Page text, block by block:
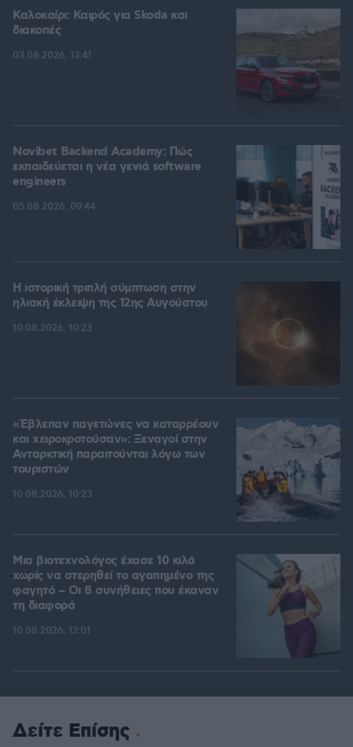
Καλοκαίρι: Καιρός για Skoda και
διακοπές
03.08.2026, 13:41
Novibet Backend Academy: Πώς
εκπαιδεύεται η νέα γενιά software
engineers
05.08.2026, 09:44
Η ιστορική τριπλή σύμπτωση στην
ηλιακή έκλειψη της 12ης Αυγούστου
10.08.2026, 10:23
«Έβλεπαν παγετώνες να καταρρέουν
και χειροκροτούσαν»: Ξεναγοί στην
Ανταρκτική παραιτούνται λόγω των
τουριστών
10.08.2026, 10:23
Μια βιοτεχνολόγος έχασε 10 κιλά
χωρίς να στερηθεί το αγαπημένο της
φαγητό – Οι 8 συνήθειες που έκαναν
τη διαφορά
10.08.2026, 12:01
Δείτε Επίσης